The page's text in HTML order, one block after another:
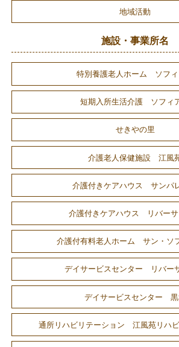
地域活動
施設・事業所名
特別養護老人ホーム ソフィ
短期入所生活介護 ソフィ
せきやの里
介護老人保健施設 江風
介護付きケアハウス サンパ
介護付きケアハウス リバーサ
介護付有料老人ホーム サン・ソ
デイサービスセンター リバー
デイサービスセンター
通所リハビリテーション 江風苑リハ